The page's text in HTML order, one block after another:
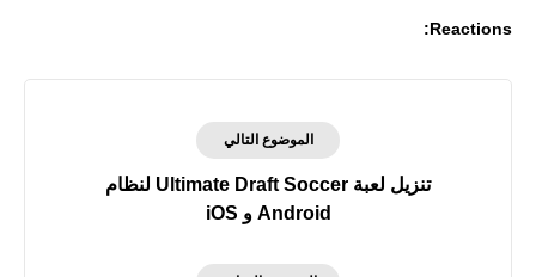
Reactions:
الموضوع التالي
تنزيل لعبة Ultimate Draft Soccer لنظام
Android و iOS